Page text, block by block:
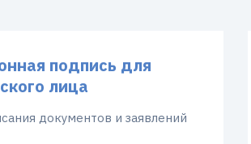
подпись для
лица
документов и заявлений